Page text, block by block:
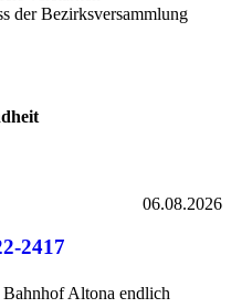
der Bezirksversammlung
06.08.2026
2417
Bahnhof Altona endlich